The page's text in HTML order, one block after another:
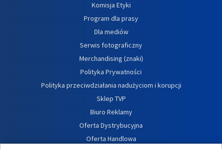
Komisja Etyki
Program dla prasy
Dla mediów
Serwis fotograficzny
Merchandising (znaki)
Polityka Prywatności
Polityka przeciwdziałania nadużyciom i korupcji
Sklep TVP
Biuro Reklamy
Oferta Dystrybucyjna
Oferta Handlowa